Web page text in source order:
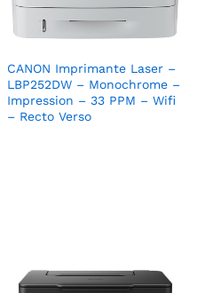
CANON Imprimante Laser –
LBP252DW – Monochrome –
Impression – 33 PPM – Wifi
– Recto Verso